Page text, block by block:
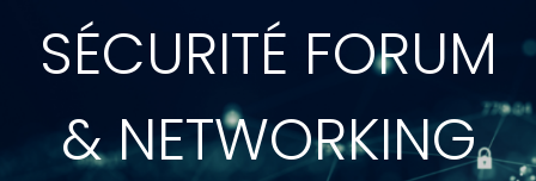
SÉCURITÉ FORUM
& NETWORKING